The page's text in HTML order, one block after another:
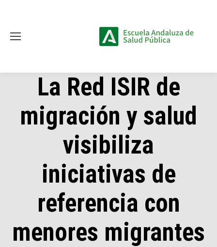
La Red ISIR de
migración y salud
visibiliza
iniciativas de
referencia con
menores migrantes